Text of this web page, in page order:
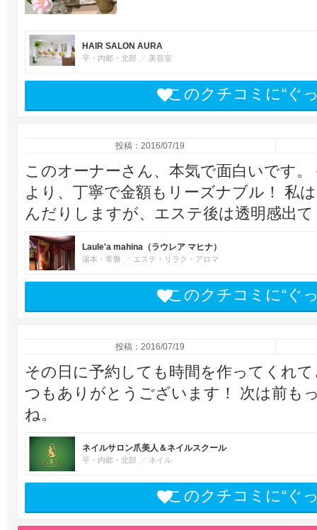
HAIR SALON AURA
平・内郷・北部 美容室
このクチコミに“ぐ
投稿：2016/07/19
このオーナーさん、本気で面白いです
より、丁寧で金額もリーズナブル！ 私
んだりしますが、エステ後は透明感出
Laule'a mahina（ラウレア マヒナ）
湯本・常磐 エステ・リラク・アロマ
このクチコミに“ぐ
投稿：2016/07/19
その日に予約しても時間を作ってくれ
つもありがとうございます！ 次は前も
ね。
ネイルサロン爪美人＆ネイルスクール
平・内郷・北部 ネイル
このクチコミに“ぐ